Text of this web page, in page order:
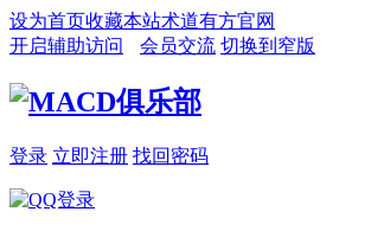
设为首页收藏本站术道有方官网
开启辅助访问
会员交流 切换到窄版
登录 立即注册 找回密码